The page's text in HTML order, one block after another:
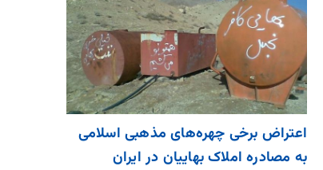
اعتراض برخی چهره‌های مذهبی اسلامی
به مصادره املاک بهاییان در ایران